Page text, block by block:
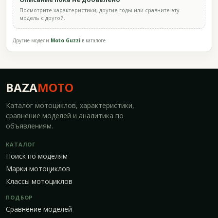
Посмотрите характеристики, другие годы или сравните эту
модель с другой.
Другие модели Moto Guzzi в каталоге
BAZAMOTO
Каталог мотоциклов, характеристики,
сравнение моделей и аналитика по
объявлениям.
КАТАЛОГ
Поиск по моделям
Марки мотоциклов
Классы мотоциклов
ПОДБОР
Сравнение моделей